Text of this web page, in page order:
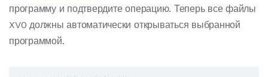
программу и подтвердите операцию. Теперь все файлы
XV0 должны автоматически открываться выбранной
программой.